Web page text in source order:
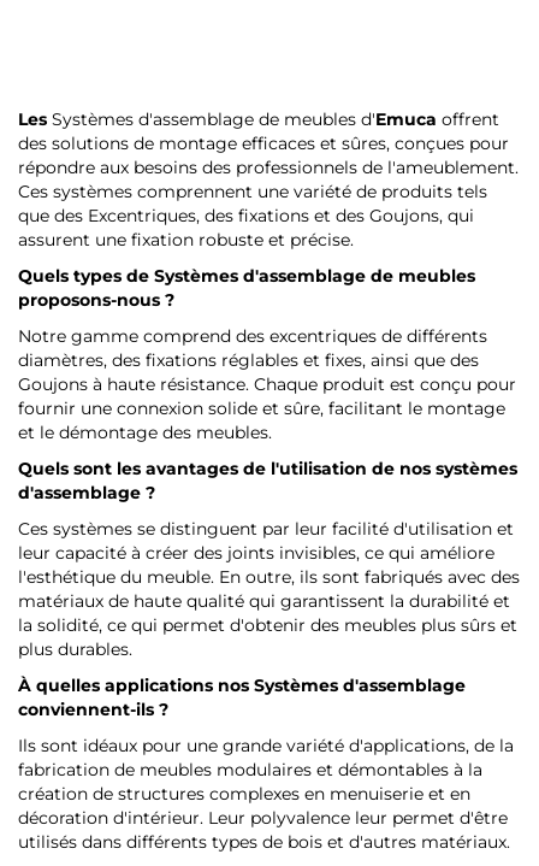
Les Systèmes d'assemblage de meubles d'Emuca offrent
des solutions de montage efficaces et sûres, conçues pour
répondre aux besoins des professionnels de l'ameublement.
Ces systèmes comprennent une variété de produits tels
que des Excentriques, des fixations et des Goujons, qui
assurent une fixation robuste et précise.
Quels types de Systèmes d'assemblage de meubles
proposons-nous ?
Notre gamme comprend des excentriques de différents
diamètres, des fixations réglables et fixes, ainsi que des
Goujons à haute résistance. Chaque produit est conçu pour
fournir une connexion solide et sûre, facilitant le montage
et le démontage des meubles.
Quels sont les avantages de l'utilisation de nos systèmes
d'assemblage ?
Ces systèmes se distinguent par leur facilité d'utilisation et
leur capacité à créer des joints invisibles, ce qui améliore
l'esthétique du meuble. En outre, ils sont fabriqués avec des
matériaux de haute qualité qui garantissent la durabilité et
la solidité, ce qui permet d'obtenir des meubles plus sûrs et
plus durables.
À quelles applications nos Systèmes d'assemblage
conviennent-ils ?
Ils sont idéaux pour une grande variété d'applications, de la
fabrication de meubles modulaires et démontables à la
création de structures complexes en menuiserie et en
décoration d'intérieur. Leur polyvalence leur permet d'être
utilisés dans différents types de bois et d'autres matériaux.